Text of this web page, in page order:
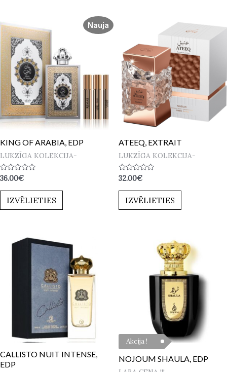
Nauja
KING OF ARABIA, EDP
LUKZĪGA KOLEKCIJA-
Novērtēts
0
36.00€
IZVĒLIETIES
ATEEQ, EXTRAIT
LUKZĪGA KOLEKCIJA-
Novērtēts
0
32.00€
IZVĒLIETIES
CALLISTO NUIT INTENSE,
EDP
Akcija !
NOJOUM SHAULA, EDP